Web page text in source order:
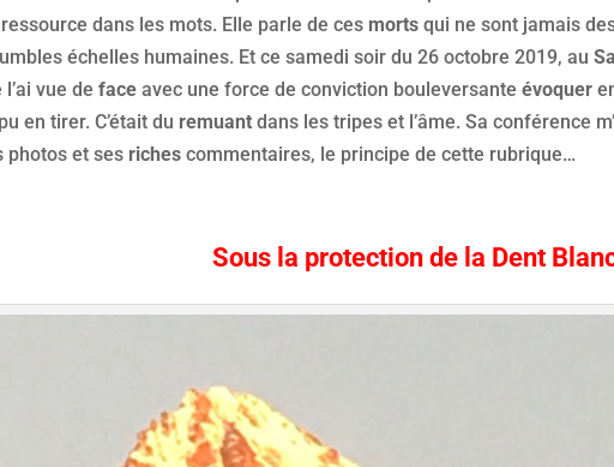
dans les mots. Elle parle de ces morts qui ne sont jamais
échelles humaines. Et ce samedi soir du 26 octobre 2019, au
l’ai vue defaceavec une force de conviction bouleversanteévoquer
en tirer. C’était du remuant dans les tripes et l’âme. Sa conférence
photos et ses riches commentaires, le principe de cette rubrique…
Sous la protection de la Dent